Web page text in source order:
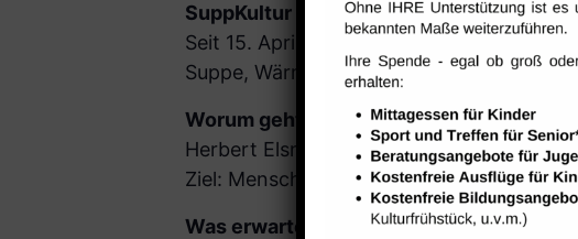
SuppKultur hat gestartet – sei dabei!
Seit 15. April 2025 heißt es jeden
Suppe, Wärme & Gemeinschaft im
Worum geht’s?
Herbert Elsner (Koch & Initiator) laden
Ziel: Menschen zusammenbringen,
Was erwartet dich?